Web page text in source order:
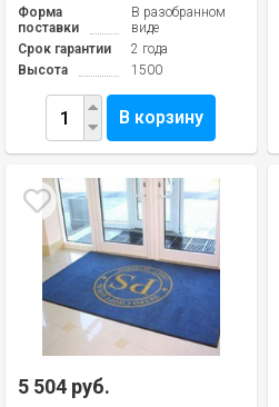
Форма
поставки
В разобранном
виде
Срок гарантии
2 года
Высота
1500
В корзину
5 504 руб.